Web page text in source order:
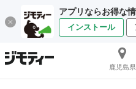
アプリならお得な
インストール
鹿児島県